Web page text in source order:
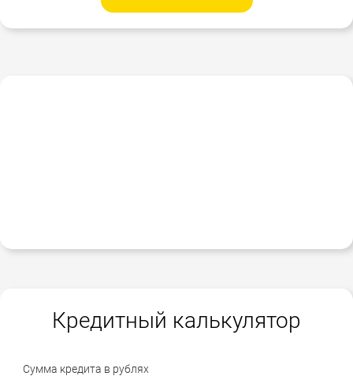
Кредитный калькулятор
Сумма кредита в рублях